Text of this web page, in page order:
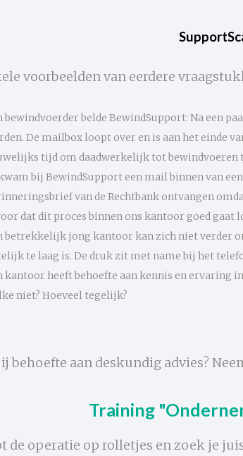
voorbeelden van eerdere
bewindvoerder belde BewindSupport: Na een
De mailbox loopt over en is aan het einde
tijd om daadwerkelijk tot bewindvoeren
bij BewindSupport een mail binnen van
van de Rechtbank ontvangen
dat dit proces binnen ons kantoor goed gaat
betrekkelijk jong kantoor kan zich niet verder
te laag is. De druk zit met name bij het
kantoor heeft behoefte aan kennis en ervaring
niet? Hoeveel tegelijk?
behoefte aan deskundig advies?
Training
de operatie op rolletjes en zoek je